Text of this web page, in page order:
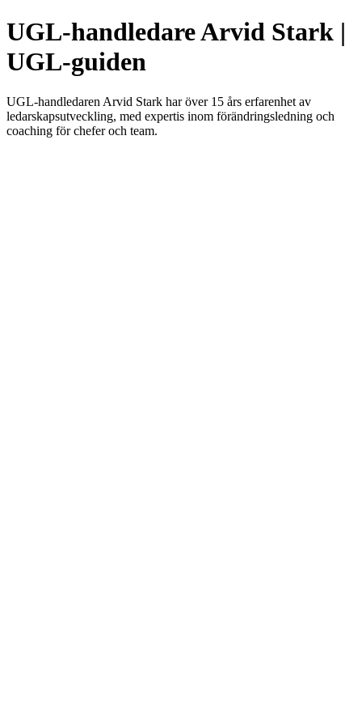
UGL-handledare Arvid Stark |
UGL-guiden
UGL-handledaren Arvid Stark har över 15 års erfarenhet av
ledarskapsutveckling, med expertis inom förändringsledning och
coaching för chefer och team.